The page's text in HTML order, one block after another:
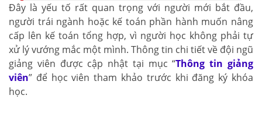
Đây là yếu tố rất quan trọng với người mới bắt đầu,
người trái ngành hoặc kế toán phần hành muốn nâng
cấp lên kế toán tổng hợp, vì người học không phải tự
xử lý vướng mắc một mình. Thông tin chi tiết về đội ngũ
giảng viên được cập nhật tại mục “Thông tin giảng
viên” để học viên tham khảo trước khi đăng ký khóa
học.